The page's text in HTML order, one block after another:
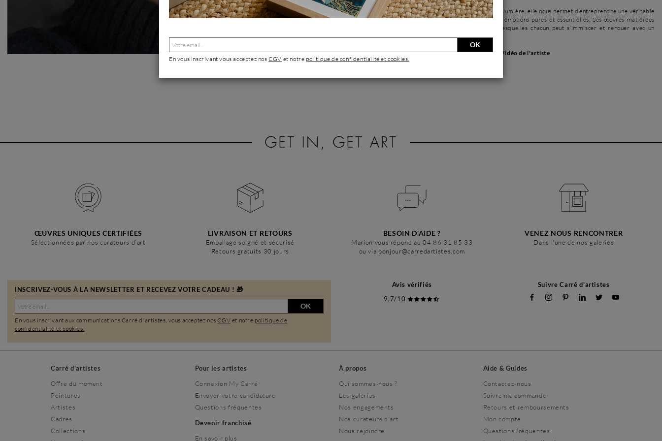
chose.
Mais au-delà de cette exploration de la lumière, elle nous permet d’entreprendre une véritable
introspection afin de renouer avec des émotions pures et essentielles. Ses œuvres matiérées
forment de véritables brèches dans lesquelles chacun peut s’immiscer et renouer avec un
souvenir.
Portrait de l'artiste
ŒUVRES UNIQUES CERTIFIÉES LIVRAISON ET RETOURS
Emballage soigné et sécurisé
BESOIN D'AIDE ?
Marion vous répond au 04 86 31 85 33
VENEZ NOUS RENCONTRER
OK
En vous inscrivant aux communications Carré d'artistes, vous acceptez nos
OK
En vous inscrivant vous acceptez nosCGV et notre politique de confidentialité et cookies.